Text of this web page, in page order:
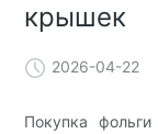
крышек
2026-04-22
Покупка